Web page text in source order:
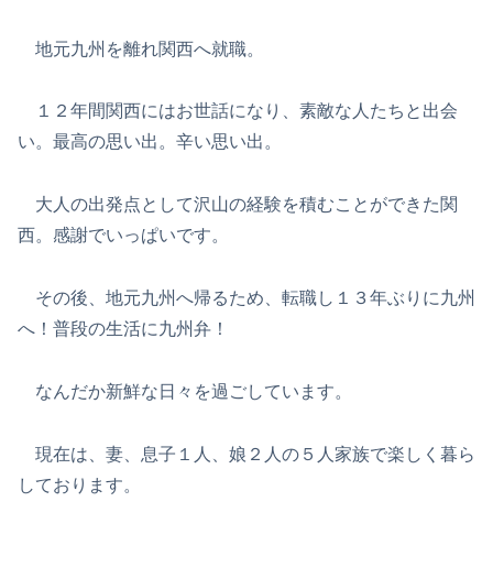
地元九州を離れ関西へ就職。
１２年間関西にはお世話になり、素敵な人たちと出会
い。最高の思い出。辛い思い出。
大人の出発点として沢山の経験を積むことができた関
西。感謝でいっぱいです。
その後、地元九州へ帰るため、転職し１３年ぶりに九州
へ！普段の生活に九州弁！
なんだか新鮮な日々を過ごしています。
現在は、妻、息子１人、娘２人の５人家族で楽しく暮ら
しております。